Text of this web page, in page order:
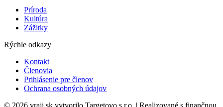
Príroda
Kultúra
Zážitky
Rýchle odkazy
Kontakt
Členovia
Prihlásenie pre členov
Ochrana osobných údajov
© 2026 vraji.sk vytvorilo Targetovo s.r.o. | Realizované s finančnou